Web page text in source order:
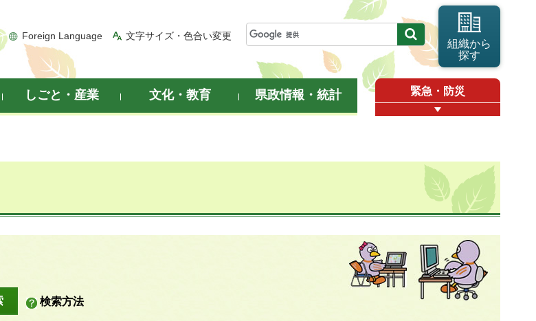
Foreign Language 文字サイズ・色合い変更
組織から
探す
しごと・産業 文化・教育 県政情報・統計 緊急・防災
検索方法